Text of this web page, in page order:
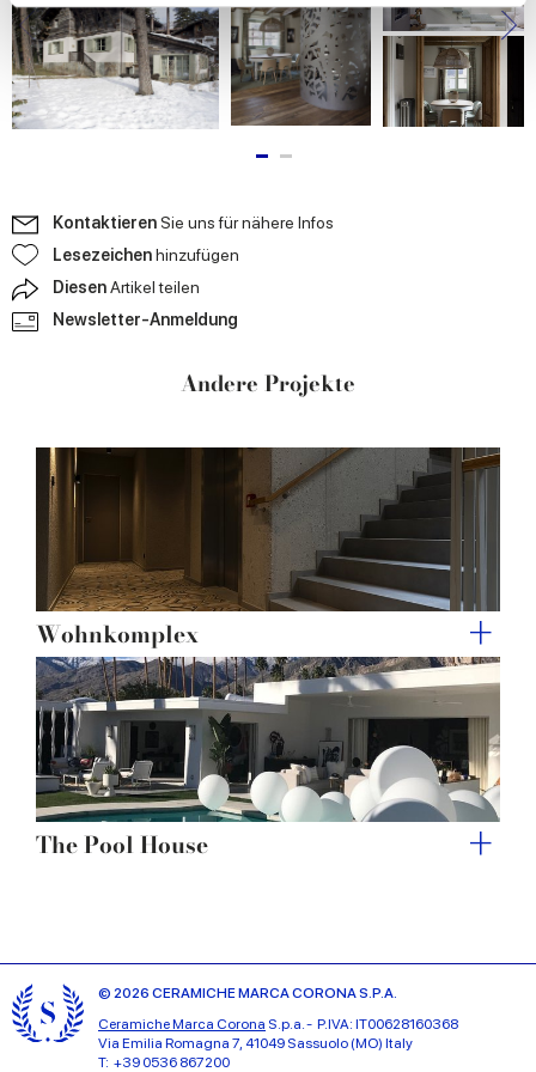
We use cookies to personalise content and ads, to
provide social media features and to analyse our traffic.
We also share information about your use of our site with
our social media, advertising and analytics partners who
may combine it with other information that you’ve
of their services.
KontaktierenSie uns für nähere Infos
Lesezeichenhinzufügen
DiesenArtikel teilen
Newsletter-Anmeldung
Andere Projekte
Wohnkomplex
The Pool House
© 2026 CERAMICHE MARCA CORONA S.P.A.
Ceramiche Marca Corona S.p.a. - P.IVA: IT00628160368
Via Emilia Romagna 7, 41049 Sassuolo (MO) Italy
T: +39 0536 867200